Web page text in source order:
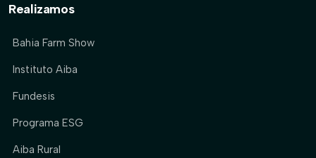
Realizamos
Bahia Farm Show
Instituto Aiba
Fundesis
Programa ESG
Aiba Rural